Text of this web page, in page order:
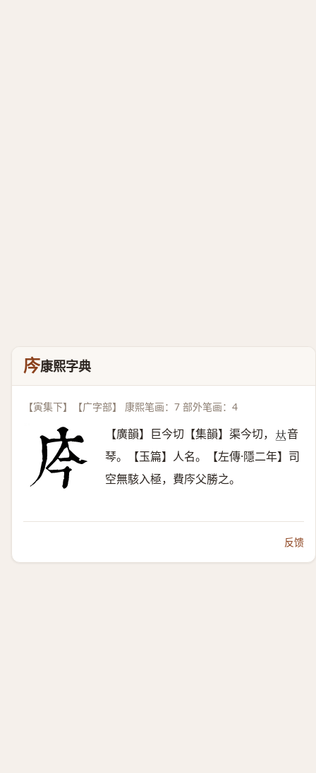
庈康熙字典
【寅集下】【广字部】 康熙笔画：7 部外笔画：4
【廣韻】巨今切【集韻】渠今切， 𠀤音
琴。【玉篇】人名。【左傳·隱二年】司
空無駭入極，費庈父勝之。
反馈